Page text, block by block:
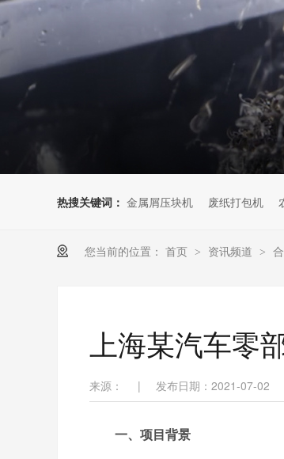
热搜关键词： 金属屑压块机 废纸打包机
您当前的位置： 首页 > 资讯频道 >
上海某汽车零
来源： | 发布日期：2021-07-02
一、项目背景